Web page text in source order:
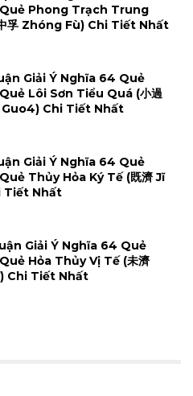
Phong Trạch Trung
孚 Zhóng Fù) Chi Tiết Nhất
Giải Ý Nghĩa 64 Quẻ
Lôi Sơn Tiểu Quá (小過
Guo4) Chi Tiết Nhất
Giải Ý Nghĩa 64 Quẻ
Thủy Hỏa Ký Tế (既濟 Jĩ
Tiết Nhất
Giải Ý Nghĩa 64 Quẻ
Hỏa Thủy Vị Tế (未濟
Chi Tiết Nhất